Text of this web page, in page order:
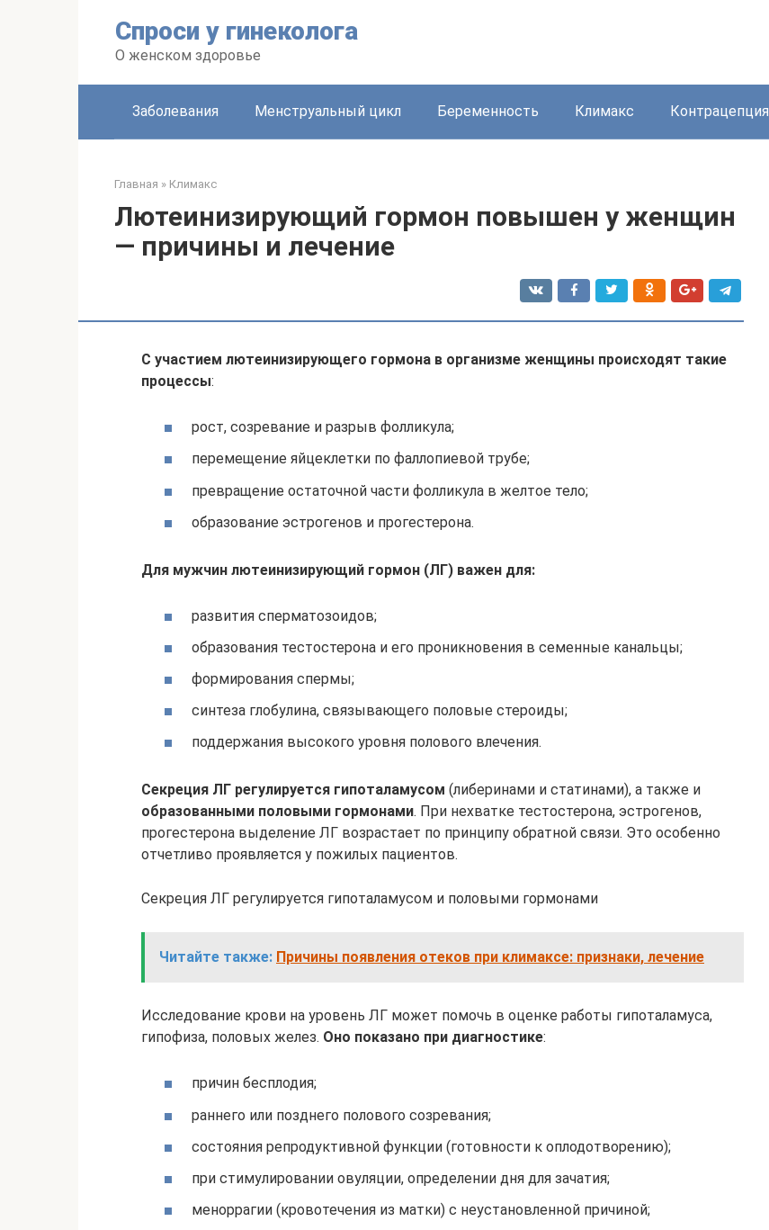
Спроси у гинеколога
О женском здоровье
Заболевания Менструальный цикл Беременность Климакс Контрацепция
Главная » Климакс
Лютеинизирующий гормон повышен у женщин
— причины и лечение
С участием лютеинизирующего гормона в организме женщины происходят такие
процессы:
рост, созревание и разрыв фолликула;
перемещение яйцеклетки по фаллопиевой трубе;
превращение остаточной части фолликула в желтое тело;
образование эстрогенов и прогестерона.
Для мужчин лютеинизирующий гормон (ЛГ) важен для:
развития сперматозоидов;
образования тестостерона и его проникновения в семенные канальцы;
формирования спермы;
синтеза глобулина, связывающего половые стероиды;
поддержания высокого уровня полового влечения.
Секреция ЛГ регулируется гипоталамусом (либеринами и статинами), а также и
образованными половыми гормонами. При нехватке тестостерона, эстрогенов,
прогестерона выделение ЛГ возрастает по принципу обратной связи. Это особенно
отчетливо проявляется у пожилых пациентов.
Секреция ЛГ регулируется гипоталамусом и половыми гормонами
Читайте также: Причины появления отеков при климаксе: признаки, лечение
Исследование крови на уровень ЛГ может помочь в оценке работы гипоталамуса,
гипофиза, половых желез. Оно показано при диагностике:
причин бесплодия;
раннего или позднего полового созревания;
состояния репродуктивной функции (готовности к оплодотворению);
при стимулировании овуляции, определении дня для зачатия;
меноррагии (кровотечения из матки) с неустановленной причиной;